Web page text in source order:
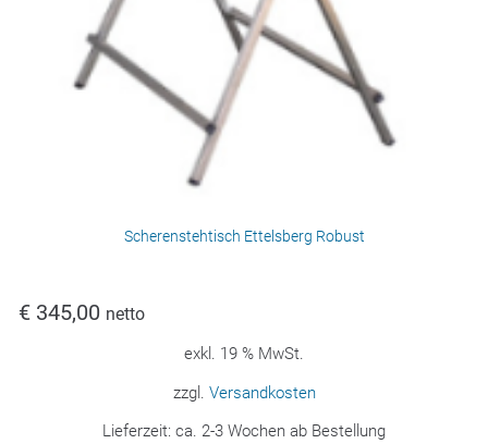
Scherenstehtisch Ettelsberg Robust
€ 345,00 netto
exkl. 19 % MwSt.
zzgl. Versandkosten
Lieferzeit: ca. 2-3 Wochen ab Bestellung